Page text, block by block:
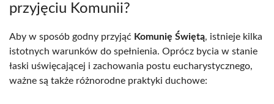
przyjęciu Komunii?
Aby w sposób godny przyjąć Komunię Świętą, istnieje kilka
istotnych warunków do spełnienia. Oprócz bycia w stanie
łaski uświęcającej i zachowania postu eucharystycznego,
ważne są także różnorodne praktyki duchowe: